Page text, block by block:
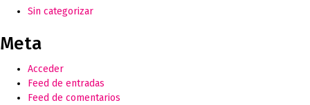
Sin categorizar
Meta
Acceder
Feed de entradas
Feed de comentarios